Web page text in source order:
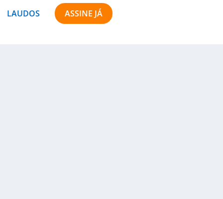
LAUDOS ASSINE JÁ